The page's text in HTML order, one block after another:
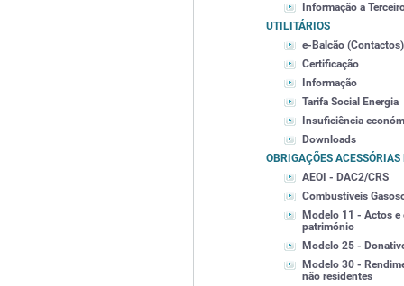
Informação a
UTILITÁRIOS
e-Balcão (Contactos)
Certificação
Informação
Tarifa Social Energia
Insuficiência
Downloads
OBRIGAÇÕES
AEOI - DAC2/CRS
Combustíveis
Modelo 11 - Actos
património
Modelo 25 -
Modelo 30 -
não residentes